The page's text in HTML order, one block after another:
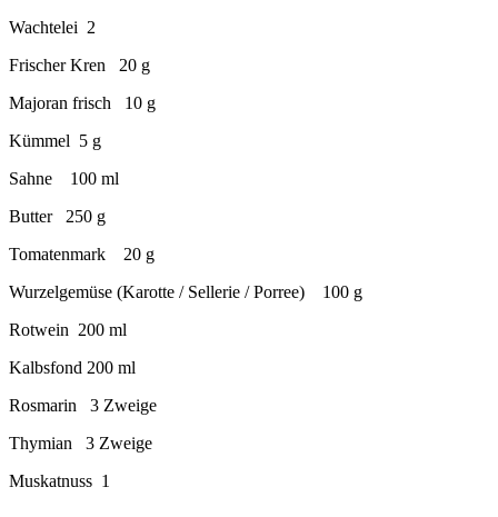
Wachtelei 2
Frischer Kren 20 g
Majoran frisch 10 g
Kümmel 5 g
Sahne 100 ml
Butter 250 g
Tomatenmark 20 g
Wurzelgemüse (Karotte / Sellerie / Porree) 100 g
Rotwein 200 ml
Kalbsfond 200 ml
Rosmarin 3 Zweige
Thymian 3 Zweige
Muskatnuss 1